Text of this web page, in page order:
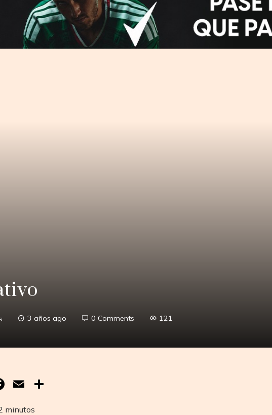
3 años ago 0 Comments 121
Facebook
Email
minutos